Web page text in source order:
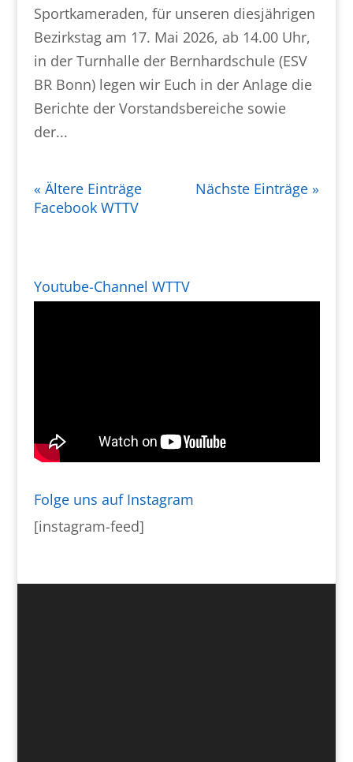
Sportkameraden, für unseren diesjährigen
Bezirkstag am 17. Mai 2026, ab 14.00 Uhr,
in der Turnhalle der Bernhardschule (ESV
BR Bonn) legen wir Euch in der Anlage die
Berichte der Vorstandsbereiche sowie
der...
« Ältere Einträge
Nächste Einträge »
Facebook WTTV
Youtube-Channel WTTV
Folge uns auf Instagram
[instagram-feed]